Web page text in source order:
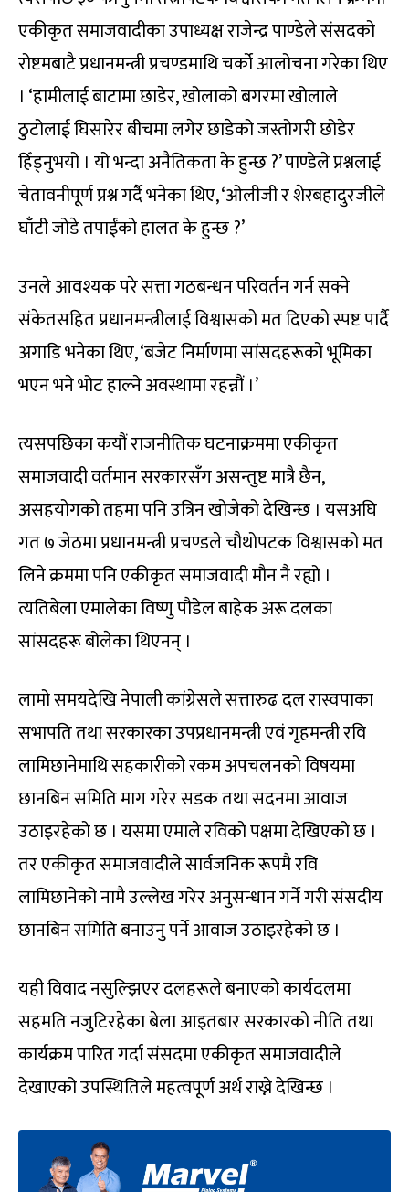
एकीकृत समाजवादीका उपाध्यक्ष राजेन्द्र पाण्डेले संसदको
रोष्टमबाटै प्रधानमन्त्री प्रचण्डमाथि चर्को आलोचना गरेका थिए
। ‘हामीलाई बाटामा छाडेर, खोलाको बगरमा खोलाले
ठुटोलाई घिसारेर बीचमा लगेर छाडेको जस्तोगरी छोडेर
हिँड्नुभयो । यो भन्दा अनैतिकता के हुन्छ ?’ पाण्डेले प्रश्नलाई
चेतावनीपूर्ण प्रश्न गर्दै भनेका थिए, ‘ओलीजी र शेरबहादुरजीले
घाँटी जोडे तपाईंको हालत के हुन्छ ?’
उनले आवश्यक परे सत्ता गठबन्धन परिवर्तन गर्न सक्ने
संकेतसहित प्रधानमन्त्रीलाई विश्वासको मत दिएको स्पष्ट पार्दै
अगाडि भनेका थिए, ‘बजेट निर्माणमा सांसदहरूको भूमिका
भएन भने भोट हाल्ने अवस्थामा रहन्नौं ।’
त्यसपछिका कयौं राजनीतिक घटनाक्रममा एकीकृत
समाजवादी वर्तमान सरकारसँग असन्तुष्ट मात्रै छैन,
असहयोगको तहमा पनि उत्रिन खोजेको देखिन्छ । यसअघि
गत ७ जेठमा प्रधानमन्त्री प्रचण्डले चौथोपटक विश्वासको मत
लिने क्रममा पनि एकीकृत समाजवादी मौन नै रह्यो ।
त्यतिबेला एमालेका विष्णु पौडेल बाहेक अरू दलका
सांसदहरू बोलेका थिएनन् ।
लामो समयदेखि नेपाली कांग्रेसले सत्तारुढ दल रास्वपाका
सभापति तथा सरकारका उपप्रधानमन्त्री एवं गृहमन्त्री रवि
लामिछानेमाथि सहकारीको रकम अपचलनको विषयमा
छानबिन समिति माग गरेर सडक तथा सदनमा आवाज
उठाइरहेको छ । यसमा एमाले रविको पक्षमा देखिएको छ ।
तर एकीकृत समाजवादीले सार्वजनिक रूपमै रवि
लामिछानेको नामै उल्लेख गरेर अनुसन्धान गर्ने गरी संसदीय
छानबिन समिति बनाउनु पर्ने आवाज उठाइरहेको छ ।
यही विवाद नसुल्झिएर दलहरूले बनाएको कार्यदलमा
सहमति नजुटिरहेका बेला आइतबार सरकारको नीति तथा
कार्यक्रम पारित गर्दा संसदमा एकीकृत समाजवादीले
देखाएको उपस्थितिले महत्वपूर्ण अर्थ राख्ने देखिन्छ ।